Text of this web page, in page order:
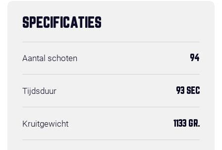
SPECIFICATIES
Aantal schoten 94
Tijdsduur 93 SEC
Kruitgewicht 1133 GR.